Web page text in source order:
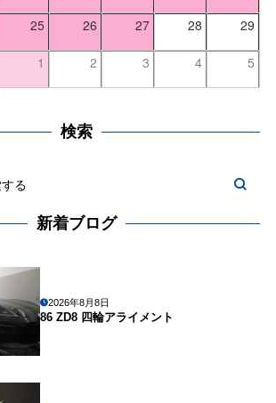
25 26 27 28 29
1 2 3 4 5
検索
新着ブログ
2026年8月8日
86 ZD8 四輪アライメント